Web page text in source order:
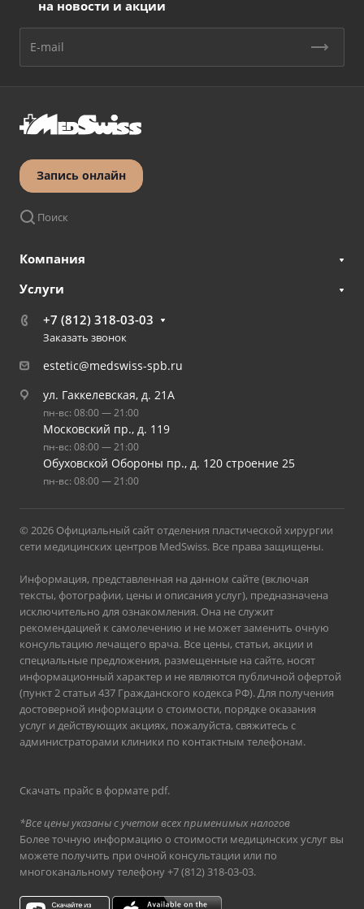
на новости и акции
Запись онлайн
Поиск
Компания
Услуги
+7 (812) 318-03-03
Заказать звонок
estetic@medswiss-spb.ru
ул. Гаккелевская, д. 21А
пн-вс: 08:00 — 21:00
Московский пр., д. 119
пн-вс: 08:00 — 21:00
Обуховской Обороны пр., д. 120 строение 25
пн-вс: 08:00 — 21:00
© 2026 Официальный сайт отделения пластической хирургии
сети медицинских центров MedSwiss. Все права защищены.
Информация, представленная на данном сайте (включая
тексты, фотографии, цены и описания услуг), предназначена
исключительно для ознакомления. Она не служит
рекомендацией к самолечению и не может заменить очную
консультацию лечащего врача. Все цены, статьи, акции и
специальные предложения, размещенные на сайте, носят
информационный характер и не являются публичной офертой
(пункт 2 статьи 437 Гражданского кодекса РФ). Для получения
достоверной информации о стоимости, порядке оказания
услуг и действующих акциях, пожалуйста, свяжитесь с
администраторами клиники по контактным телефонам.
Скачать прайс в формате pdf.
*Все цены указаны с учетом всех применимых налогов
Более точную информацию о стоимости медицинских услуг вы
можете получить при очной консультации или по
многоканальному телефону+7 (812) 318-03-03.